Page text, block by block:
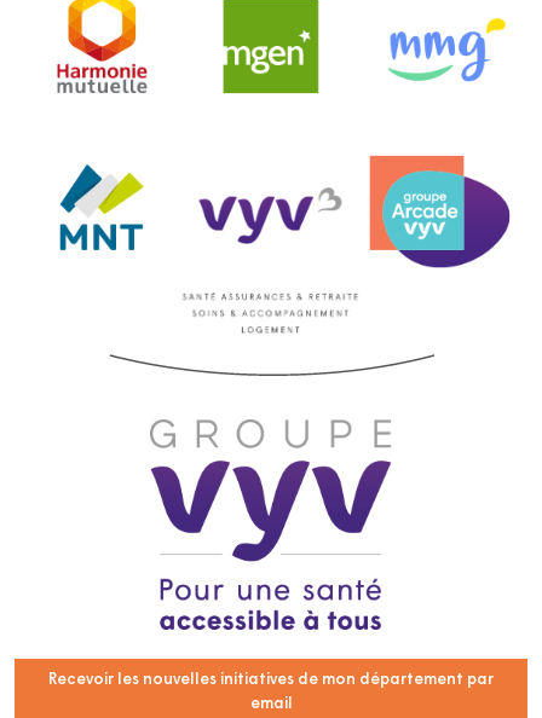
Recevoir les nouvelles initiatives de mon département par
email